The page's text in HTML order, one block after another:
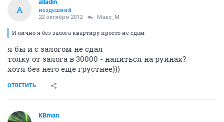
A
alladin
нездешний
22 октября 2012 Макс_М
И лично я без залога квартиру просто не сдам
я бы и с залогом не сдал
толку от залога в 30000 - напиться на руинах?
хотя без него еще грустнее)))
ОТВЕТИТЬ
KBman